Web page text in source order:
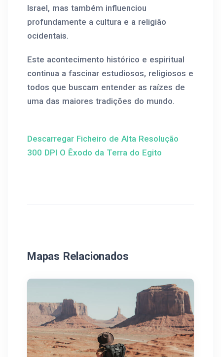
Israel, mas também influenciou
profundamente a cultura e a religião
ocidentais.
Este acontecimento histórico e espiritual
continua a fascinar estudiosos, religiosos e
todos que buscam entender as raízes de
uma das maiores tradições do mundo.
Descarregar Ficheiro de Alta Resolução
300 DPI O Êxodo da Terra do Egito
Mapas Relacionados